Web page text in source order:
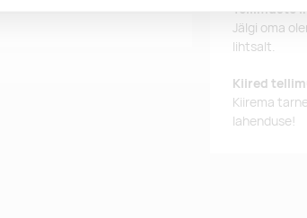
Tellimuste
Jälgi oma
lihtsalt.
Kiired
Kiirema
lahenduse!